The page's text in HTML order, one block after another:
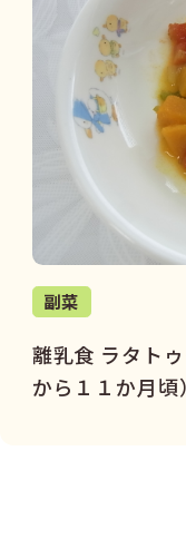
副菜
離乳食 ラタト
から１１か月頃）